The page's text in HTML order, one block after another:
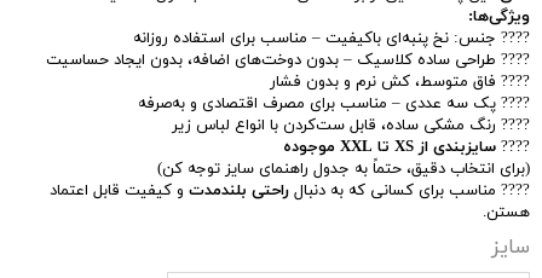
ویژگی‌ها:
???? جنس: نخ پنبه‌ای باکیفیت – مناسب برای استفاده روزانه
???? طراحی ساده کلاسیک – بدون دوخت‌های اضافه، بدون ایجاد حساسیت
???? فاق متوسط، کش نرم و بدون فشار
???? پک سه عددی – مناسب برای مصرف اقتصادی و به‌صرفه
???? رنگ مشکی ساده، قابل ست‌کردن با انواع لباس زیر
????سایزبندی از XS تا XXL موجوده
(برای انتخاب دقیق، حتماً به جدول راهنمای سایز توجه کن)
???? مناسب برای کسانی که به دنبالراحتی بلندمدت و کیفیت قابل اعتماد
هستن.
سایز